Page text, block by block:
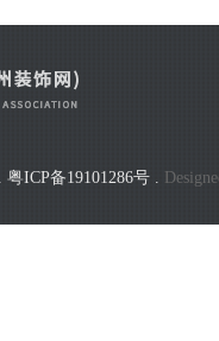
粤ICP备19101286号